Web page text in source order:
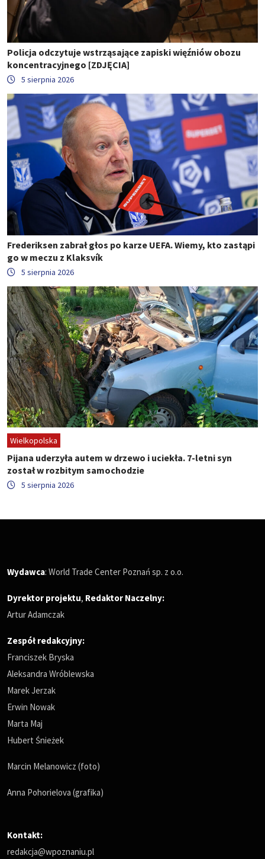
Policja odczytuje wstrząsające zapiski więźniów obozu
koncentracyjnego [ZDJĘCIA]
5 sierpnia 2026
Frederiksen zabrał głos po karze UEFA. Wiemy, kto zastąpi
go w meczu z Klaksvík
5 sierpnia 2026
Wielkopolska
Pijana uderzyła autem w drzewo i uciekła. 7-letni syn
został w rozbitym samochodzie
5 sierpnia 2026
Wydawca: World Trade Center Poznań sp. z o.o.
Dyrektor projektu, Redaktor Naczelny:
Artur Adamczak
Zespół redakcyjny:
Franciszek Bryska
Aleksandra Wróblewska
Marek Jerzak
Erwin Nowak
Marta Maj
Hubert Śnieżek
Marcin Melanowicz (foto)
Anna Pohorielova (grafika)
Kontakt:
redakcja@wpoznaniu.pl